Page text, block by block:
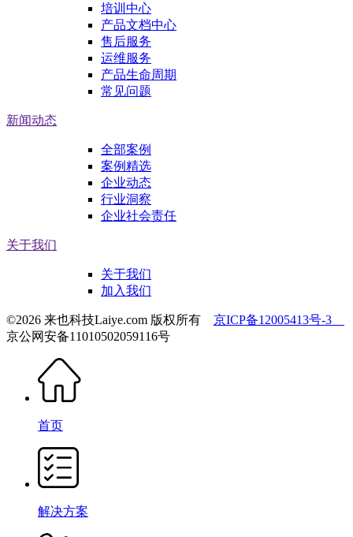
培训中心
产品文档中心
售后服务
运维服务
产品生命周期
常见问题
新闻动态
全部案例
案例精选
企业动态
行业洞察
企业社会责任
关于我们
关于我们
加入我们
©2026 来也科技Laiye.com 版权所有 京ICP备12005413号-3
京公网安备11010502059116号
首页
解决方案